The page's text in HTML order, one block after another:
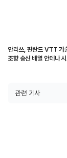
안리쓰, 핀란드 VTT 기
조향 송신 배열 안테나
관련 기사